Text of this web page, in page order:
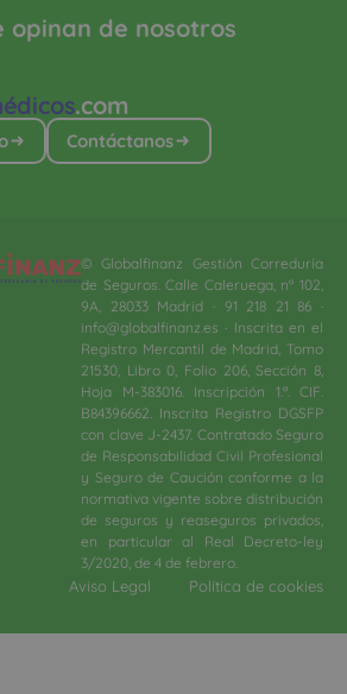
.com
Contáctanos
opinan de nosotros
© Globalfinanz Gestión Correduría
de Seguros. Calle Caleruega, nº 102,
9A, 28033 Madrid · 91 218 21 86 ·
info@globalfinanz.es · Inscrita en el
Registro Mercantil de Madrid, Tomo
21530, Libro 0, Folio 206, Sección 8,
Hoja M-383016. Inscripción 1.ª. CIF.
B84396662. Inscrita Registro DGSFP
con clave J-2437. Contratado Seguro
de Responsabilidad Civil Profesional
y Seguro de Caución conforme a la
normativa vigente sobre distribución
de seguros y reaseguros privados,
en particular al Real Decreto-ley
3/2020, de 4 de febrero.​
Aviso Legal Política de cookies